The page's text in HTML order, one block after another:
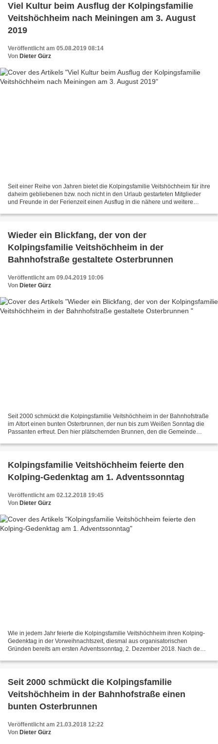
Viel Kultur beim Ausflug der Kolpingsfamilie
Veitshöchheim nach Meiningen am 3. August
2019
Veröffentlicht am 05.08.2019 08:14
Von Dieter Gürz
Seit einer Reihe von Jahren bietet die Kolpingsfamilie Veitshöchheim für ihre
daheim gebliebenen bzw. noch nicht in den Urlaub gestarteten Mitglieder
und Freunde in der Ferienzeit einen Ausflug in die nähere und weitere
Wieder ein Blickfang, der von der
Kolpingsfamilie Veitshöchheim in der
Bahnhofstraße gestaltete Osterbrunnen
Veröffentlicht am 09.04.2019 10:06
Von Dieter Gürz
Seit 2000 schmückt die Kolpingsfamilie Veitshöchheim in der Bahnhofstraße
im Altort einen bunten Osterbrunnen, der nun bis zum Weißen Sonntag die
Passanten erfreut. Den hier plätschernden Brunnen, den die Gemeinde
Kolpingsfamilie Veitshöchheim feierte den
Kolping-Gedenktag am 1. Adventssonntag
Veröffentlicht am 02.12.2018 19:45
Von Dieter Gürz
Wie in jedem Jahr feierte die Kolpingsfamilie Veitshöchheim ihren Kolping-
Gedenktag in der Vorweihnachtszeit, diesmal aus organisatorischen
Gründen bereits am ersten Adventssonntag, 2. Dezember 2018. Nach dem
Seit 2000 schmückt die Kolpingsfamilie
Veitshöchheim in der Bahnhofstraße einen
bunten Osterbrunnen
Veröffentlicht am 21.03.2018 12:22
Von Dieter Gürz